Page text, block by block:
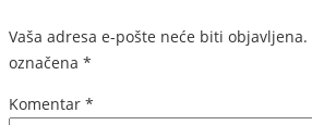
Vaša adresa e-pošte neće biti objavljena.
označena *
Komentar *